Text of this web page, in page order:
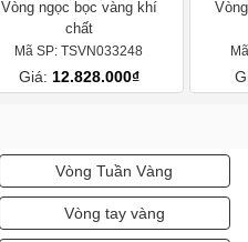
Vòng ngọc bọc vàng khí
chất
Mã SP: TSVN033248
Giá: 12.828.000₫
Vòng Tuần Vàng
Vòng tay vàng